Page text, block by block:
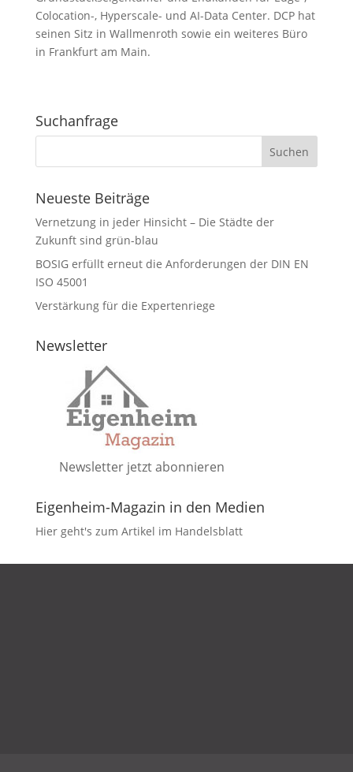
Colocation-, Hyperscale- und AI-Data Center. DCP hat
seinen Sitz in Wallmenroth sowie ein weiteres Büro
in Frankfurt am Main.
Suchanfrage
Neueste Beiträge
Vernetzung in jeder Hinsicht – Die Städte der
Zukunft sind grün-blau
BOSIG erfüllt erneut die Anforderungen der DIN EN
ISO 45001
Verstärkung für die Expertenriege
Newsletter
Newsletter jetzt abonnieren
Eigenheim-Magazin in den Medien
Hier geht's zum Artikel im Handelsblatt
DATENSCHUTZ